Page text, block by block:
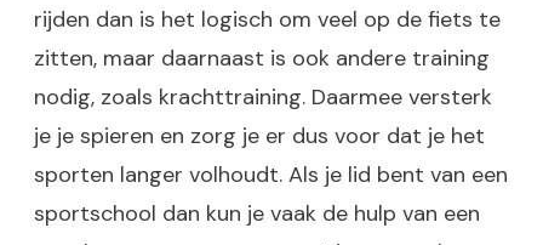
rijden dan is het logisch om veel op de fiets te
zitten, maar daarnaast is ook andere training
nodig, zoals krachttraining. Daarmee versterk
je je spieren en zorg je er dus voor dat je het
sporten langer volhoudt. Als je lid bent van een
sportschool dan kun je vaak de hulp van een